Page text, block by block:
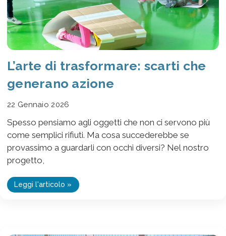
L’arte di trasformare: scarti che
generano azione
22 Gennaio 2026
Spesso pensiamo agli oggetti che non ci servono più
come semplici rifiuti. Ma cosa succederebbe se
provassimo a guardarli con occhi diversi? Nel nostro
progetto,
Leggi l'articolo »